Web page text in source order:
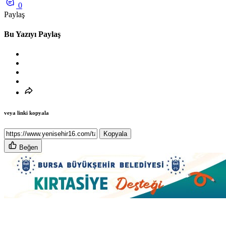
0
Paylaş
Bu Yazıyı Paylaş
veya linki kopyala
Kopyala
Beğen